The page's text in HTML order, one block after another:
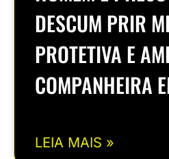
DESCUM PRIR
PROTETIVA E
COMPANHEIRA
LEIA MAIS »